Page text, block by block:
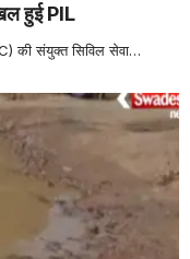
हुई PIL
की संयुक्त सिविल सेवा…